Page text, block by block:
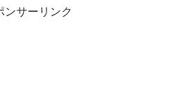
ンサーリンク